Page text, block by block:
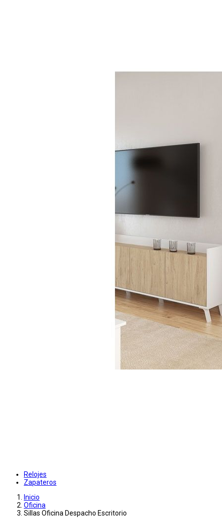
Relojes
Zapateros
Inicio
Oficina
Sillas Oficina Despacho Escritorio